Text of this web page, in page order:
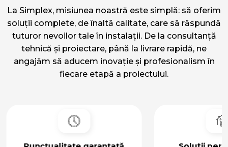
La Simplex, misiunea noastră este simplă: să oferim
soluții complete, de înaltă calitate, care să răspundă
tuturor nevoilor tale în instalații. De la consultanță
tehnică și proiectare, până la livrare rapidă, ne
angajăm să aducem inovație și profesionalism în
fiecare etapă a proiectului.